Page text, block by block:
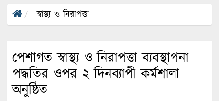
স্বাস্থ্য ও নিরাপত্তা
পেশাগত স্বাস্থ্য ও নিরাপত্তা ব্যবস্থাপনা
পদ্ধতির ওপর ২ দিনব্যাপী কর্মশালা
অনুষ্ঠিত